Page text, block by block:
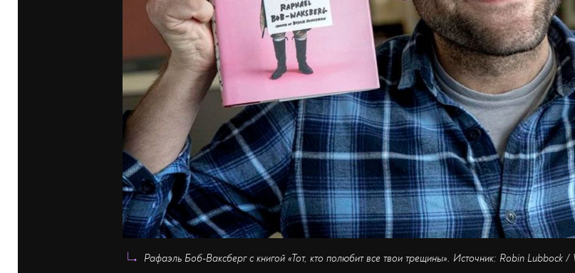
Рафаэль Боб-Ваксберг с книгой «Тот, кто полюбит все твои трещины». Источник: Robin Lubbock /